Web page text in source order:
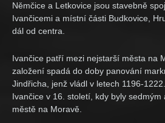
Němčice a Letkovice jsou stavebně
Ivančicemi a místní části Budkovice,
dál od centra.
Ivančice patří mezi nejstarší města na
založení spadá do doby panování
Jindřicha, jenž vládl v letech 1196-
Ivančice v 16. století, kdy byly sedmým
městě na Moravě.